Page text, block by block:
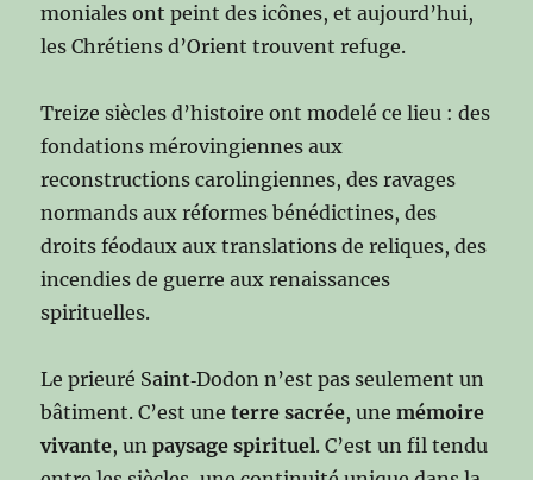
moniales ont peint des icônes, et aujourd’hui,
les Chrétiens d’Orient trouvent refuge.
Treize siècles d’histoire ont modelé ce lieu : des
fondations mérovingiennes aux
reconstructions carolingiennes, des ravages
normands aux réformes bénédictines, des
droits féodaux aux translations de reliques, des
incendies de guerre aux renaissances
spirituelles.
Le prieuré Saint‑Dodon n’est pas seulement un
bâtiment. C’est uneterre sacrée, unemémoire
vivante, unpaysage spirituel. C’est un fil tendu